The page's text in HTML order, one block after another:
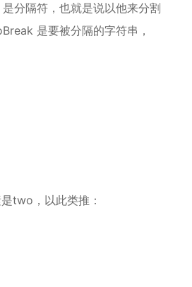
分隔符，也就是说以他来分割
是要被分隔的字符串，
two，以此类推：